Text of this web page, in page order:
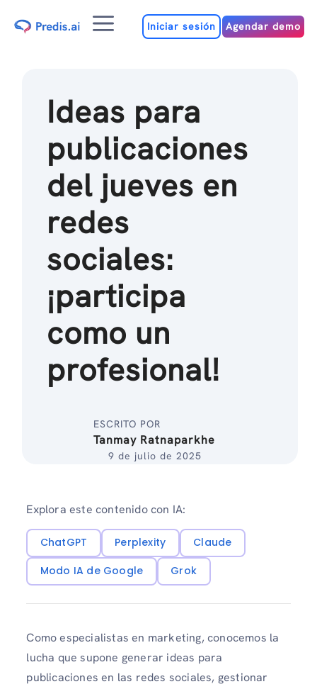
MenúIniciar sesión Agendar demo
Ideas para
publicaciones
del jueves en
redes
sociales:
¡participa
como un
profesional!
ESCRITO POR
Tanmay Ratnaparkhe
9 de julio de 2025
Explora este contenido con IA:
ChatGPT Perplexity
Claude
Modo IA de Google
Grok
Como especialistas en marketing, conocemos la
lucha que supone generar ideas para
publicaciones en las redes sociales, gestionar